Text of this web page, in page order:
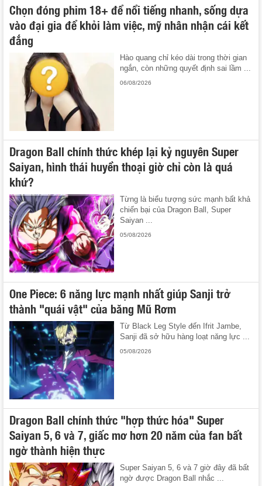
Chọn đóng phim 18+ để nổi tiếng nhanh, sống dựa
vào đại gia để khỏi làm việc, mỹ nhân nhận cái kết
đắng
Hào quang chỉ kéo dài trong thời gian
ngắn, còn những quyết định sai lầm ...
06/08/2026
Dragon Ball chính thức khép lại kỷ nguyên Super
Saiyan, hình thái huyền thoại giờ chỉ còn là quá
khứ?
Từng là biểu tượng sức mạnh bất khả
chiến bại của Dragon Ball, Super
Saiyan ...
05/08/2026
One Piece: 6 năng lực mạnh nhất giúp Sanji trở
thành "quái vật" của băng Mũ Rơm
Từ Black Leg Style đến Ifrit Jambe,
Sanji đã sở hữu hàng loạt năng lực ...
05/08/2026
Dragon Ball chính thức "hợp thức hóa" Super
Saiyan 5, 6 và 7, giấc mơ hơn 20 năm của fan bất
ngờ thành hiện thực
Super Saiyan 5, 6 và 7 giờ đây đã bất
ngờ được Dragon Ball nhắc ...